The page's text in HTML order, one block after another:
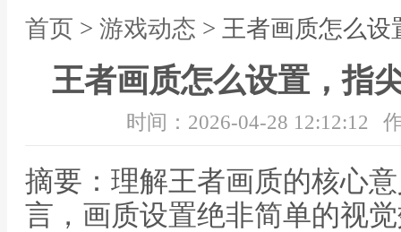
首页 > 游戏动态 > 王者画质怎么
王者画质怎么设置，指
时间：2026-04-28 12:12:12
摘要：理解王者画质的核心
言，画质设置绝非简单的视